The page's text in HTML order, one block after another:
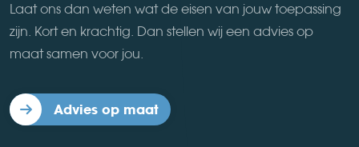
Laat ons dan weten wat de eisen van jouw toepassing
zijn. Kort en krachtig. Dan stellen wij een advies op
maat samen voor jou.
Advies op maat